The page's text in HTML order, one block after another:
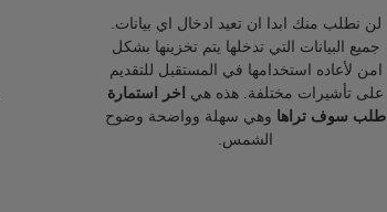
لن نطلب منك ابدا ان تعيد ادخال اي بيانات.
جميع البيانات التي تدخلها يتم تخزينها بشكل
امن لأعاده استخدامها في المستقبل للتقديم
على تأشيرات مختلفة. هذه هي
اخر استمارة
طلب سوف تراها وهي سهلة وواضحة وضوح
الشمس.